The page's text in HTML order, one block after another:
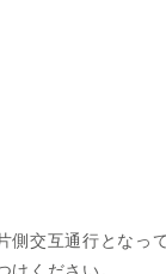
交互通行となって